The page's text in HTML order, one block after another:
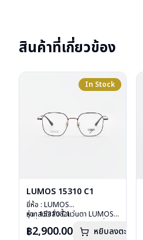
สินค้าที่เกี่ยวข้อง
In Stock
LUMOS 15310 C1
ยี่ห้อ : LUMOS
รุ่น : 15310 C1
เลนส์ : Demo Lens
หากสนใจสั่งชื้อแว่นตา LUMOS
ลงไว้กรุณาติดต่อเราคลิก
฿2,900.00 หยิบลงตะกร้า